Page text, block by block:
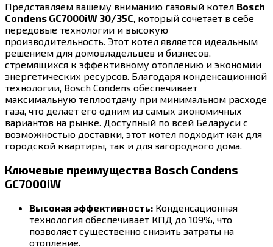
Представляем вашему вниманию газовый котел Bosch
Condens GC7000iW 30/35C, который сочетает в себе
передовые технологии и высокую
производительность. Этот котел является идеальным
решением для домовладельцев и бизнесов,
стремящихся к эффективному отоплению и экономии
энергетических ресурсов. Благодаря конденсационной
технологии, Bosch Condens обеспечивает
максимальную теплоотдачу при минимальном расходе
газа, что делает его одним из самых экономичных
вариантов на рынке. Доступный по всей Беларуси с
возможностью доставки, этот котел подходит как для
городской квартиры, так и для загородного дома.
Ключевые преимущества Bosch Condens
GC7000iW
Высокая эффективность: Конденсационная
технология обеспечивает КПД до 109%, что
позволяет существенно снизить затраты на
отопление.